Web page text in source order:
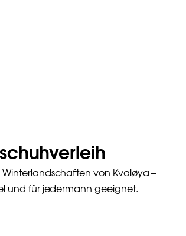
Winterlandschaften von Kvaløya –
und für jedermann geeignet.